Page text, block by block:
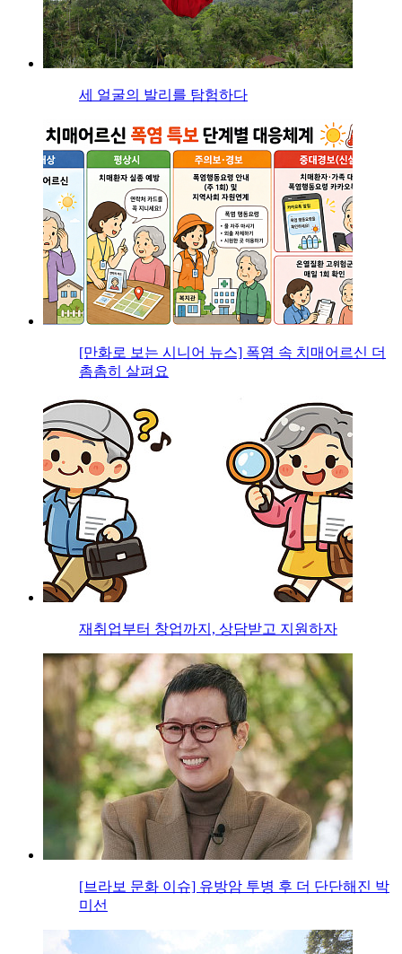
세 얼굴의 발리를 탐험하다
[만화로 보는 시니어 뉴스] 폭염 속 치매어르신 더
촘촘히 살펴요
재취업부터 창업까지, 상담받고 지원하자
[브라보 문화 이슈] 유방암 투병 후 더 단단해진 박
미선